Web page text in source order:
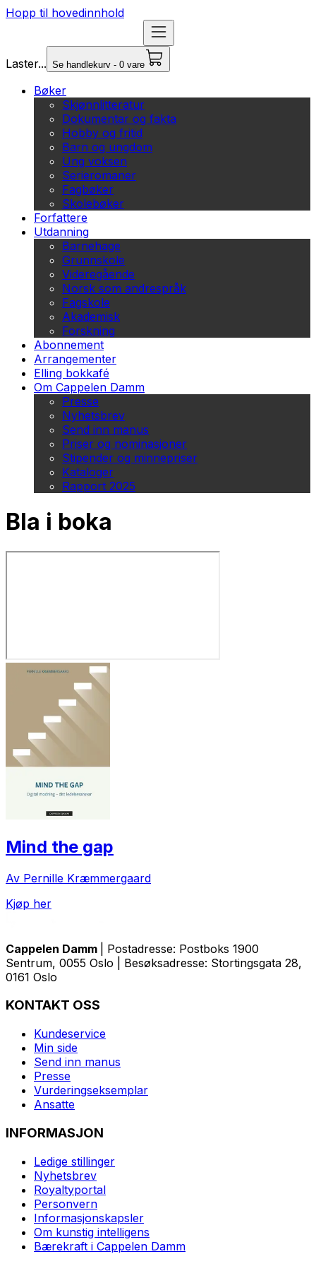
Hopp til hovedinnhold
Laster... Se handlekurv - 0 vare
Bøker
Skjønnlitteratur
Dokumentar og fakta
Hobby og fritid
Barn og ungdom
Ung voksen
Serieromaner
Fagbøker
Skolebøker
Forfattere
Utdanning
Barnehage
Grunnskole
Videregående
Norsk som andrespråk
Fagskole
Akademisk
Forskning
Abonnement
Arrangementer
Elling bokkafé
Om Cappelen Damm
Presse
Nyhetsbrev
Send inn manus
Priser og nominasjoner
Stipender og minnepriser
Kataloger
Rapport 2025
Bla i boka
Mind the gap
Av Pernille Kræmmergaard
Kjøp her
Cappelen Damm
| Postadresse: Postboks 1900
Sentrum, 0055 Oslo | Besøksadresse: Stortingsgata 28,
0161 Oslo
KONTAKT OSS
Kundeservice
Min side
Send inn manus
Presse
Vurderingseksemplar
Ansatte
INFORMASJON
Ledige stillinger
Nyhetsbrev
Royaltyportal
Personvern
Informasjonskapsler
Om kunstig intelligens
Bærekraft i Cappelen Damm